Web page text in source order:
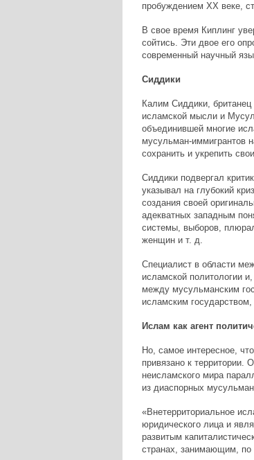
пробуждением ХХ веке,
В свое время Киплинг
сойтись. Эти двое его
современный научный
Сиддики
Калим Сиддики, британец
исламской мысли и
объединившей многие
мусульман-иммигрантов
сохранить и укрепить
Сиддики подвергал
указывал на глубокий
создания своей
адекватных западным
системы, выборов,
женщин и т. д.
Специалист в области
исламской политологии
между мусульманским
исламским
Ислам как агент
Но, самое интересное,
привязано к территории.
неисламского мира
из диаспорных
«Внетерриториальное
юридического лица и
развитым
странах, занимающим, по